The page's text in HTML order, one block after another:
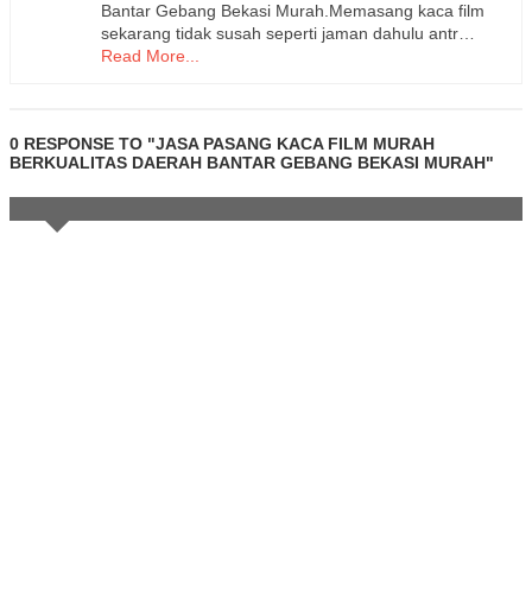
Bantar Gebang Bekasi Murah.Memasang kaca film
sekarang tidak susah seperti jaman dahulu antr…
Read More...
0 RESPONSE TO "JASA PASANG KACA FILM MURAH
BERKUALITAS DAERAH BANTAR GEBANG BEKASI MURAH"